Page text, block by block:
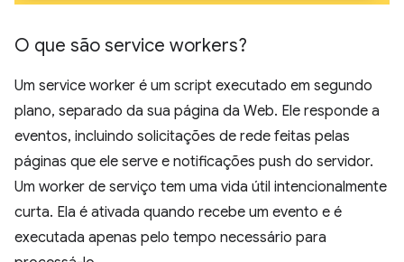
O que são service workers?
Um service worker é um script executado em segundo
plano, separado da sua página da Web. Ele responde a
eventos, incluindo solicitações de rede feitas pelas
páginas que ele serve e notificações push do servidor.
Um worker de serviço tem uma vida útil intencionalmente
curta. Ela é ativada quando recebe um evento e é
executada apenas pelo tempo necessário para